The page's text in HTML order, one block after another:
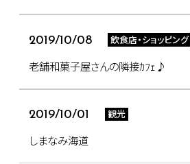
2019/10/08 飲食店・ショッピング
老舗和菓子屋さんの隣接ｶﾌｪ♪
2019/10/01 観光
しまなみ海道